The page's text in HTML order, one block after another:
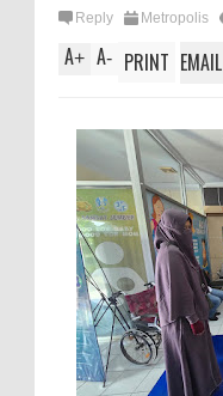
Reply Metropolis
A+ A- PRINT EMAIL